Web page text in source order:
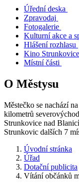
Úřední deska
Zpravodaj
Fotogalerie
Kulturní akce a
Hlášení rozhlasu
Kino Strunkovice
Místní části
O Městysu
Městečko se nachází
kilometrů
Strunkovice nad
Strunkovic dalších 7
Úvodní stránka
Úřad
Dotační publicita
Vítání občánků